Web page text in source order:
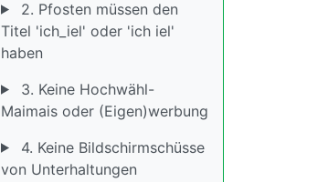
2. Pfosten müssen den
Titel 'ich_iel' oder 'ich iel'
haben
3. Keine Hochwähl-
Maimais oder (Eigen)werbung
4. Keine Bildschirmschüsse
von Unterhaltungen